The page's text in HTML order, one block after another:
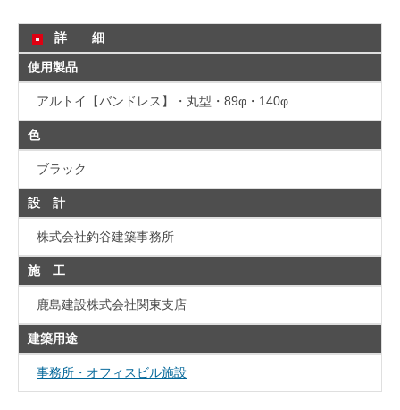
詳 細
使用製品
アルトイ【バンドレス】・丸型・89φ・140φ
色
ブラック
設 計
株式会社釣谷建築事務所
施 工
鹿島建設株式会社関東支店
建築用途
事務所・オフィスビル施設